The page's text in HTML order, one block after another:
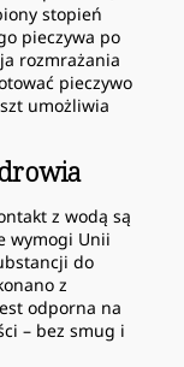
stopień
pieczywa po
rozmrażania
pieczywo
umożliwia
z wodą są
wymogi Unii
do
z
odporna na
– bez smug i